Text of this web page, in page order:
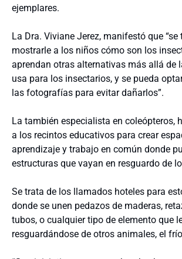
ejemplares.
La Dra. Viviane Jerez, manifestó que “se
mostrarle a los niños cómo son los
aprendan otras alternativas más allá de
usa para los insectarios, y se pueda
las fotografías para evitar dañarlos”.
La también especialista en coleópteros,
a los recintos educativos para crear
aprendizaje y trabajo en común donde
estructuras que vayan en resguardo de
Se trata de los llamados hoteles para
donde se unen pedazos de maderas,
tubos, o cualquier tipo de elemento que
resguardándose de otros animales, el